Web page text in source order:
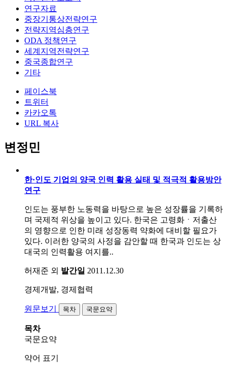
연구자료
중장기통상전략연구
전략지역심층연구
ODA 정책연구
세계지역전략연구
중국종합연구
기타
페이스북
트위터
카카오톡
URL 복사
변정민
한·인도 기업의 양국 인력 활용 실태 및 적극적 활용방안
연구
인도는 풍부한 노동력을 바탕으로 높은 성장률을 기록하
며 국제적 위상을 높이고 있다. 한국은 고령화ㆍ저출산
의 영향으로 인한 미래 성장동력 약화에 대비할 필요가
있다. 이러한 양국의 사정을 감안할 때 한국과 인도는 상
대국의 인력활용 여지를..
허재준 외 발간일 2011.12.30
경제개발, 경제협력
원문보기 목차 국문요약
목차
국문요약
약어 표기